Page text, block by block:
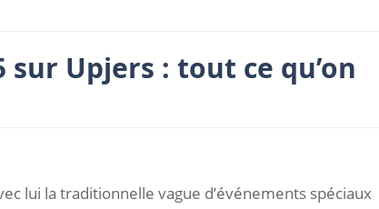
sur Upjers : tout ce qu’on
lui la traditionnelle vague d’événements spéciaux